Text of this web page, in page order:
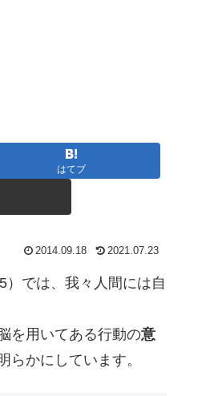
はてブ
2014.09.18 2021.07.23
では、我々人間には自
を用いてある行動の意
らかにしています。